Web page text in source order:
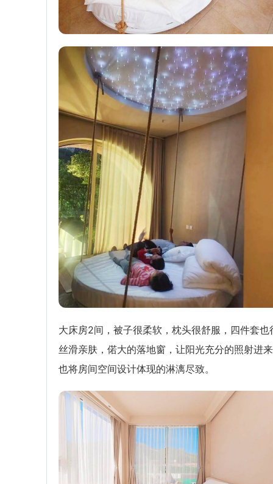
大床房2间，被子很柔软，枕头很舒服，四件套也
丝滑亲肤，偌大的落地窗，让阳光充分的照射进
也将房间空间设计体现的淋漓尽致。